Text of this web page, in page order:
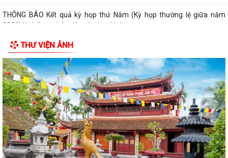
THÔNG BÁO Kết quả kỳ họp thứ Năm (Kỳ họp thường lệ giữa năm
2026) Hội đồng nhân dân phường khóa...
THÔNG BÁO LỄ DÂNG HƯƠNG THẮP NẾN TRI ÂN CÁC ANH HÙNG LIỆT
SĨ
CHIẾN DỊCH 500 NGÀY ĐÊM ĐẨY MẠNH THỰC HIỆN, TÌM KIẾM, QUY
TẬP, XÁC ĐỊNH DANH TÍNH HÀI CỐT LIỆT SĨ
NGHỊ QUYẾT Quy định nội dung chi, mức chi kinh phí bảo đảm cho
công tác xây dựng văn bản quy...
10 Nghị quyết trụ cột trong kỷ nguyên vươn mình của dân tộc
THƯ VIỆN ẢNH